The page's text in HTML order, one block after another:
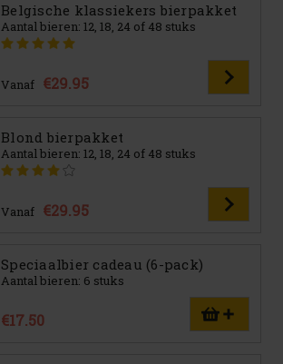
Belgische klassiekers bierpakket
Aantal bieren: 12, 18, 24 of 48 stuks
Vanaf €29.95
Blond bierpakket
Aantal bieren: 12, 18, 24 of 48 stuks
Vanaf €29.95
Speciaalbier cadeau (6-pack)
Aantal bieren: 6 stuks
€17.50